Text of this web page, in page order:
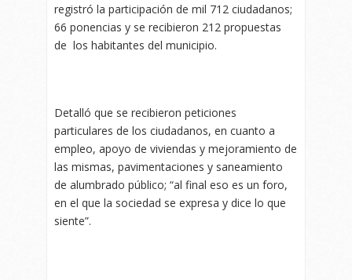
registró la participación de mil 712 ciudadanos;
66 ponencias y se recibieron 212 propuestas
de los habitantes del municipio.
Detalló que se recibieron peticiones
particulares de los ciudadanos, en cuanto a
empleo, apoyo de viviendas y mejoramiento de
las mismas, pavimentaciones y saneamiento
de alumbrado público; “al final eso es un foro,
en el que la sociedad se expresa y dice lo que
siente”.